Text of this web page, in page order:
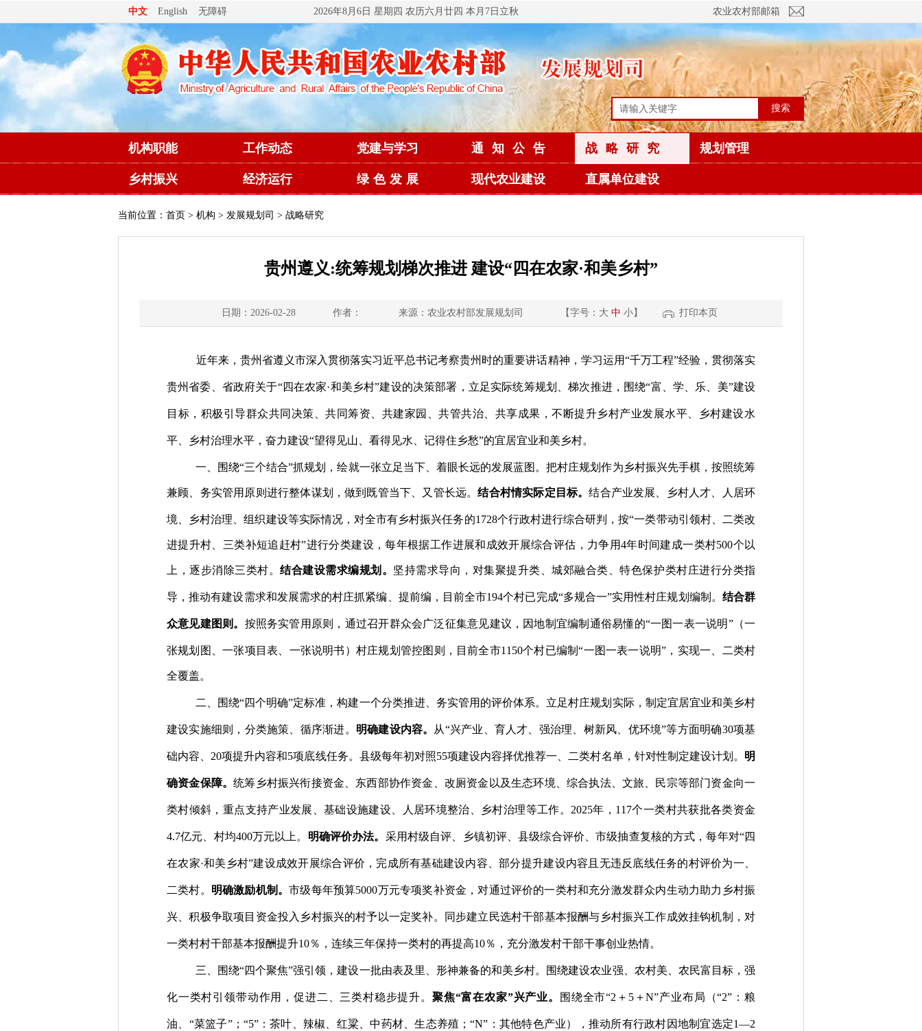
中文 English 无障碍 2026年8月6日 星期四 农历六月廿四 本月7日立秋 农业农村部邮箱
搜索
机构职能 工作动态 党建与学习 通知公告 战略研究 规划管理
乡村振兴 经济运行 绿色发展 现代农业建设 直属单位建设
当前位置： 首页 > 机构 > 发展规划司 > 战略研究
贵州遵义:统筹规划梯次推进 建设“四在农家·和美乡村”
日期：2026-02-28 作者： 来源：农业农村部发展规划司 【字号： 大 中 小】 打印本页
近年来， 贵州省遵义市深入贯彻落实习近平总书记考察贵州时的重要讲话精神，学习运用“千万工程”经验，贯彻落实
贵州省委、省政府关于“四在农家·和美乡村”建设的决策部署，立足实际统筹规划、梯次推进，围绕“富、学、乐、美”建设
目标，积极引导群众共同决策、共同筹资、共建家园、共管共治、共享成果，不断提升乡村产业发展水平、乡村建设水
平、乡村治理水平，奋力建设“望得见山、看得见水、记得住乡愁”的宜居宜业和美乡村。
一、 围绕“三个结合”抓规划，绘就一张立足当下、着眼长远的发展蓝图。把村庄规划作为乡村振兴先手棋，按照统筹
兼顾、务实管用原则进行整体谋划，做到既管当下、又管长远。结合村情实际定目标。结合产业发展、乡村人才、人居环
境、乡村治理、组织建设等实际情况，对全市有乡村振兴任务的1728个行政村进行综合研判，按“一类带动引领村、二类改
进提升村、三类补短追赶村”进行分类建设，每年根据工作进展和成效开展综合评估，力争用4年时间建成一类村500个以
上，逐步消除三类村。结合建设需求编规划。 坚持需求导向，对集聚提升类 、城郊融合类 、特色保护类村庄进行分类指
导，推动有建设需求和发展需求的村庄抓紧编、提前编，目前全市194个村已完成“多规合一”实用性村庄规划编制 。 结合群
众意见建图则。 按照务实管用原则，通过召开群众会广泛征集意见建议，因地制宜编制通俗易懂的“一图一表一说明”（一
张规划图、一张项目表、一张说明书）村庄规划管控图则，目前全市1150个村已编制“一图一表一说明” ，实现一、二类村
全覆盖。
二、围绕“四个明确”定标准，构建一个分类推进、务实管用的评价体系。 立足村庄规划实际，制定宜居宜业和美乡村
建设实施细则，分类施策、循序渐进。 明确建设内容。 从“兴产业、育人才、强治理、树新风、优环境”等方面明确30项基
础内容、 20项提升内容和5项底线任务。县级每年初对照55项建设内容择优推荐一、二类村名单，针对性制定建设计划。 明
确资金保障。统筹乡村振兴衔接资金、东西部协作资金、改厕资金以及生态环境、综合执法、文旅、民宗等部门资金向一
类村倾斜，重点支持产业发展、基础设施建设、人居环境整治、乡村治理等工作。 2025年， 117个一类村共获批各类资金
4.7亿元、村均400万元以上。 明确评价办法。 采用村级自评、乡镇初评、县级综合评价、市级抽查复核的方式 ，每年对“四
在农家·和美乡村”建设成效开展综合评价，完成所有基础建设内容、部分提升建设内容 且无违反底线任务的村评价为一、
二类村。 明确激励机制。市级每年预算5000万元专项奖补资金，对通过评价的一类村和充分激发群众内生动力助力乡村振
兴、积极争取项目资金投入乡村振兴的村予以一定奖补。同步建立民选村干部基本报酬与乡村振兴工作成效挂钩机制，对
一类村村干部基本报酬提升10％，连续三年保持一类村的再提高10％，充分激发村干部干事创业热情。
三、围绕“四个聚焦”强引领，建设一批由表及里、形神兼备的和美乡村。 围绕建设农业强、农村美、农民富目标，强
化一类村引领带动作用，促进二、三类村稳步提升。 聚焦“富在农家”兴产业。 围绕全市“2 ＋ 5＋N”产业布局（“2” ：粮
油、 “菜篮子”； “5”：茶叶、辣椒、红粱、中药材、生态养殖；“N” ：其他特色产业）， 推动所有行政村因地制宜选定1—2